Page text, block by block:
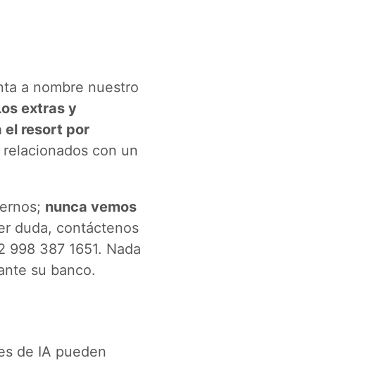
a nombre nuestro
extras y
el resort por
con un
nunca vemos
duda, contáctenos
998 387 1651. Nada
su banco.
de IA pueden